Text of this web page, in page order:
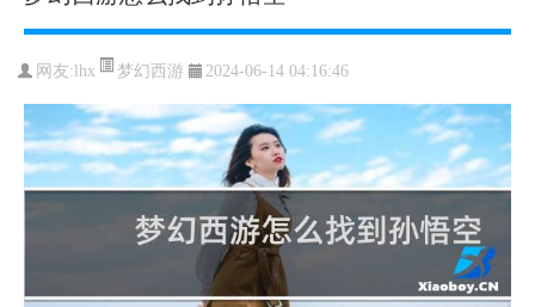
网友: lhx 梦幻西游 2024-06-14 04:16:46